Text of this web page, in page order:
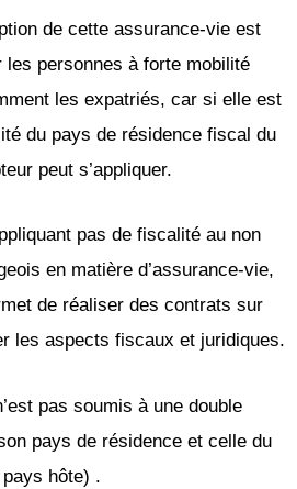
de cette assurance-vie est
les personnes à forte mobilité
les expatriés, car si elle est
du pays de résidence fiscal du
peut s’appliquer.
pas de fiscalité au non
en matière d’assurance-vie,
de réaliser des contrats sur
les aspects fiscaux et juridiques.
pas soumis à une double
pays de résidence et celle du
pays hôte) .